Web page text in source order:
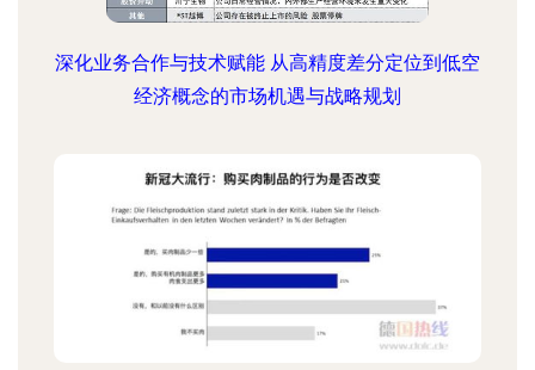
深化业务合作与技术赋能 从高精度差分定位到低空
经济概念的市场机遇与战略规划